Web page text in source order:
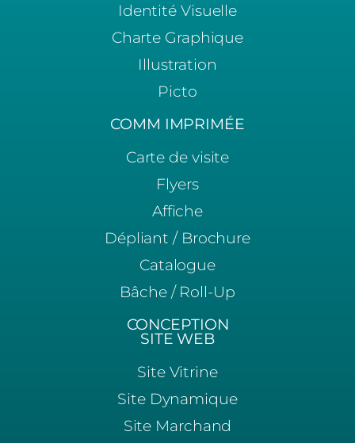
Identité Visuelle
Charte Graphique
Illustration
Picto
COMM IMPRIMÉE
Carte de visite
Flyers
Affiche
Dépliant / Brochure
Catalogue
Bâche / Roll-Up
CONCEPTION
SITE WEB
Site Vitrine
Site Dynamique
Site Marchand